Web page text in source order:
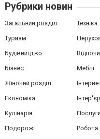
Рубрики новин
Загальний розділ Техніка
Туризм
Будівництво
Бізнес Меблі
Жіночий розділ
Економіка Інтер'єр
Кулінарія Послуги
Подорожі Робота